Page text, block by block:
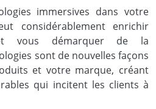
immersives dans votre
considérablement enrichir
vous démarquer de la
sont de nouvelles façons
et votre marque, créant
qui incitent les clients à